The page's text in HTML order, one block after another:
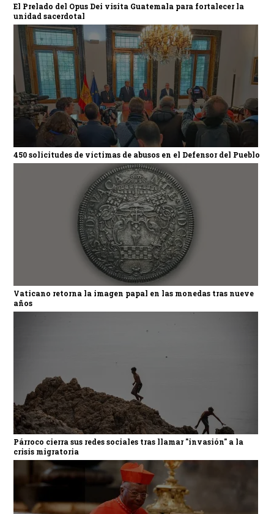
El Prelado del Opus Dei visita Guatemala para fortalecer la
unidad sacerdotal
450 solicitudes de víctimas de abusos en el Defensor del Pueblo
Vaticano retorna la imagen papal en las monedas tras nueve
años
Párroco cierra sus redes sociales tras llamar "invasión" a la
crisis migratoria